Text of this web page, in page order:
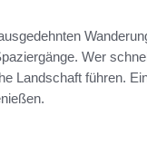
Wer
Landschaft führen.